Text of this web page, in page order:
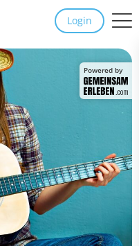
Login
Powered by